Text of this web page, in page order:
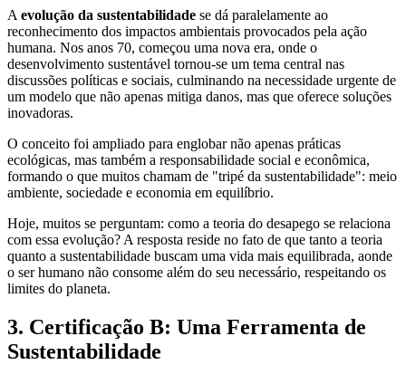
A evolução da sustentabilidade se dá paralelamente ao
reconhecimento dos impactos ambientais provocados pela ação
humana. Nos anos 70, começou uma nova era, onde o
desenvolvimento sustentável tornou-se um tema central nas
discussões políticas e sociais, culminando na necessidade urgente de
um modelo que não apenas mitiga danos, mas que oferece soluções
inovadoras.
O conceito foi ampliado para englobar não apenas práticas
ecológicas, mas também a responsabilidade social e econômica,
formando o que muitos chamam de "tripé da sustentabilidade": meio
ambiente, sociedade e economia em equilíbrio.
Hoje, muitos se perguntam: como a teoria do desapego se relaciona
com essa evolução? A resposta reside no fato de que tanto a teoria
quanto a sustentabilidade buscam uma vida mais equilibrada, aonde
o ser humano não consome além do seu necessário, respeitando os
limites do planeta.
3. Certificação B: Uma Ferramenta de
Sustentabilidade